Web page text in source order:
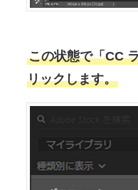
この状態で「CC
リックします。